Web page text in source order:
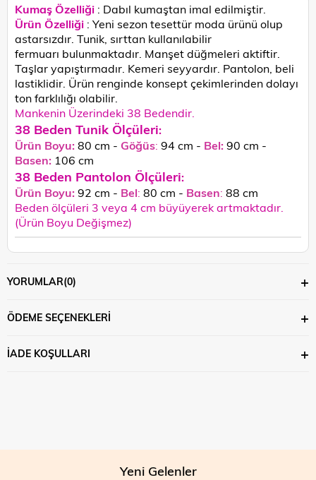
Kumaş Özelliği : Dabıl kumaştan imal edilmiştir.
Ürün Özelliği : Yeni sezon tesettür moda ürünü olup
astarsızdır. Tunik, sırttan kullanılabilir
fermuarı bulunmaktadır. Manşet düğmeleri aktiftir.
Taşlar yapıştırmadır. Kemeri seyyardır. Pantolon, beli
lastiklidir. Ürün renginde konsept çekimlerinden dolayı
ton farklılığı olabilir.
Mankenin Üzerindeki 38 Bedendir.
38 Beden Tunik Ölçüleri:
Ürün Boyu:80 cm - Göğüs: 94 cm - Bel:90 cm -
Basen: 106 cm
38 Beden Pantolon Ölçüleri:
Ürün Boyu:92 cm - Bel: 80 cm - Basen: 88 cm
Beden ölçüleri 3 veya 4 cm büyüyerek artmaktadır.
(Ürün Boyu Değişmez)
YORUMLAR(0)
ÖDEME SEÇENEKLERI
İADE KOŞULLARI
Yeni Gelenler